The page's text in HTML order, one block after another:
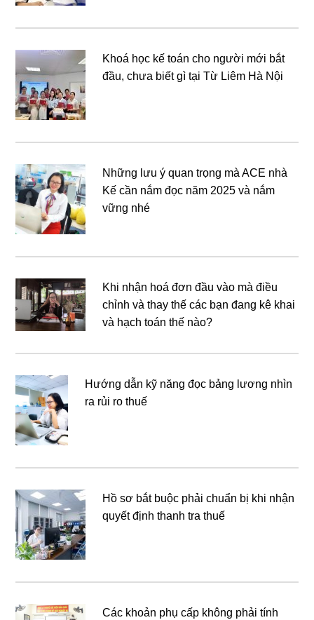
Khoá học kế toán cho người mới bắt
đầu, chưa biết gì tại Từ Liêm Hà Nội
Những lưu ý quan trọng mà ACE nhà
Kế cần nắm đọc năm 2025 và nắm
vững nhé
Khi nhận hoá đơn đầu vào mà điều
chỉnh và thay thế các bạn đang kê khai
và hạch toán thế nào?
Hướng dẫn kỹ năng đọc bảng lương nhìn
ra rủi ro thuế
Hồ sơ bắt buộc phải chuẩn bị khi nhận
quyết định thanh tra thuế
Các khoản phụ cấp không phải tính